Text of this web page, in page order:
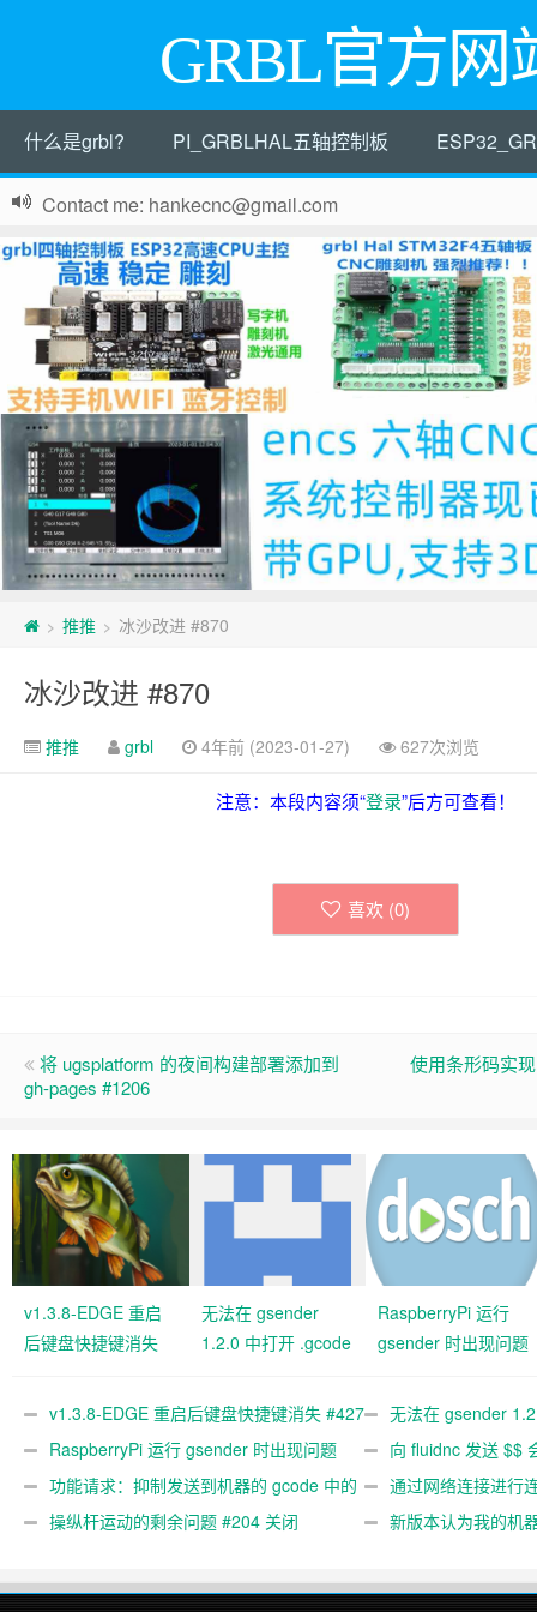
GRBL官方网
什么是grbl? PI_GRBLHAL五轴控制板
Contact me: hankecnc@gmail.com
> 推推 > 冰沙改进 #870
冰沙改进 #870
推推 grbl 4年前 (2023-01-27) 627次浏览
注意：本段内容须“登录”后方可查看！
喜欢 (0)
将 ugsplatform 的夜间构建部署添加到
gh-pages #1206
使用条形码实
v1.3.8-EDGE 重启
后键盘快捷键消失
无法在 gsender
1.2.0 中打开 .gcode
RaspberryPi 运行
gsender 时出现问题
v1.3.8-EDGE 重启后键盘快捷键消失 #427
关闭
无法在 gsender
#367
RaspberryPi 运行 gsender 时出现问题
#89
向 fluidnc 发送 $$
#473
功能请求：抑制发送到机器的 gcode 中的
gcode 注释。 #444 关闭
通过网络连接进行
操纵杆运动的剩余问题 #204 关闭
新版本认为我的机